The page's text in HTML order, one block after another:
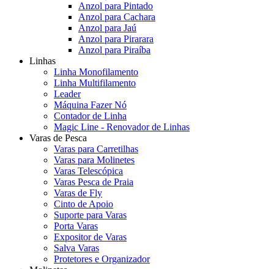
Anzol para Pintado
Anzol para Cachara
Anzol para Jaú
Anzol para Pirarara
Anzol para Piraíba
Linhas
Linha Monofilamento
Linha Multifilamento
Leader
Máquina Fazer Nó
Contador de Linha
Magic Line - Renovador de Linhas
Varas de Pesca
Varas para Carretilhas
Varas para Molinetes
Varas Telescópica
Varas Pesca de Praia
Varas de Fly
Cinto de Apoio
Suporte para Varas
Porta Varas
Expositor de Varas
Salva Varas
Protetores e Organizador